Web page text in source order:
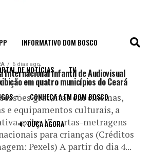
INFORMATIVO DOM BOSCO
DE NOTÍCIAS TV
CONHEÇA A FM DOM BOSCO
🔊 OUÇA AGORA
tagged "público"
6 dias ago
Internacional Infantil de Audiovisual
em quatro municípios do Ceará
gratuitas em cinemas,
e equipamentos culturais, a
exibe 17 curtas-metragens
para crianças (Créditos
Pexels) A partir do dia 4...